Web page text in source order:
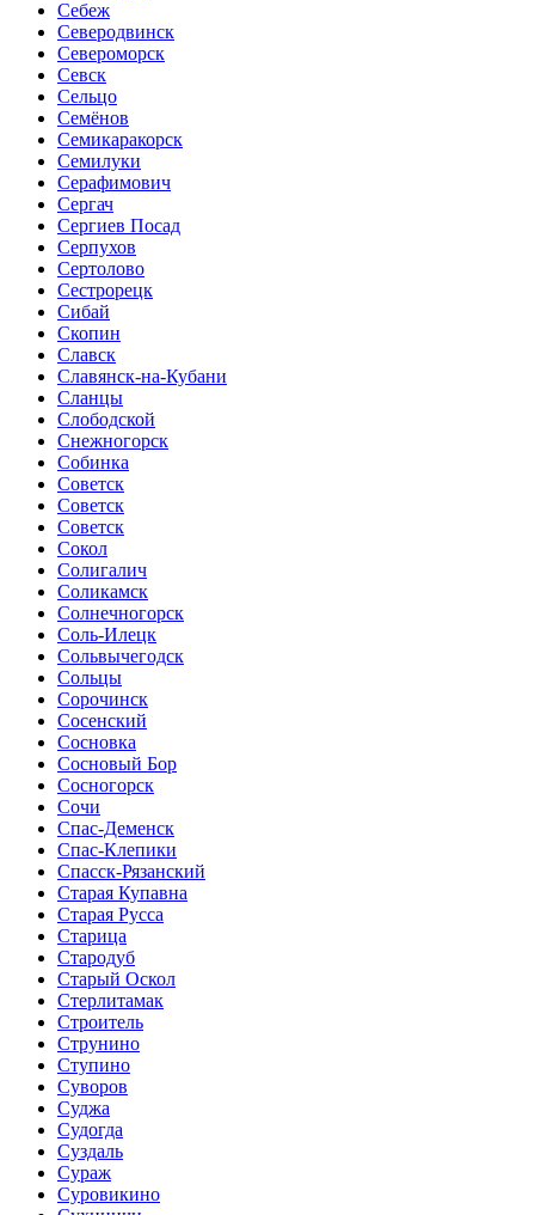
Себеж
Северодвинск
Североморск
Севск
Сельцо
Семёнов
Семикаракорск
Семилуки
Серафимович
Сергач
Сергиев Посад
Серпухов
Сертолово
Сестрорецк
Сибай
Скопин
Славск
Славянск-на-Кубани
Сланцы
Слободской
Снежногорск
Собинка
Советск
Советск
Советск
Сокол
Солигалич
Соликамск
Солнечногорск
Соль-Илецк
Сольвычегодск
Сольцы
Сорочинск
Сосенский
Сосновка
Сосновый Бор
Сосногорск
Сочи
Спас-Деменск
Спас-Клепики
Спасск-Рязанский
Старая Купавна
Старая Русса
Старица
Стародуб
Старый Оскол
Стерлитамак
Строитель
Струнино
Ступино
Суворов
Суджа
Судогда
Суздаль
Сураж
Суровикино